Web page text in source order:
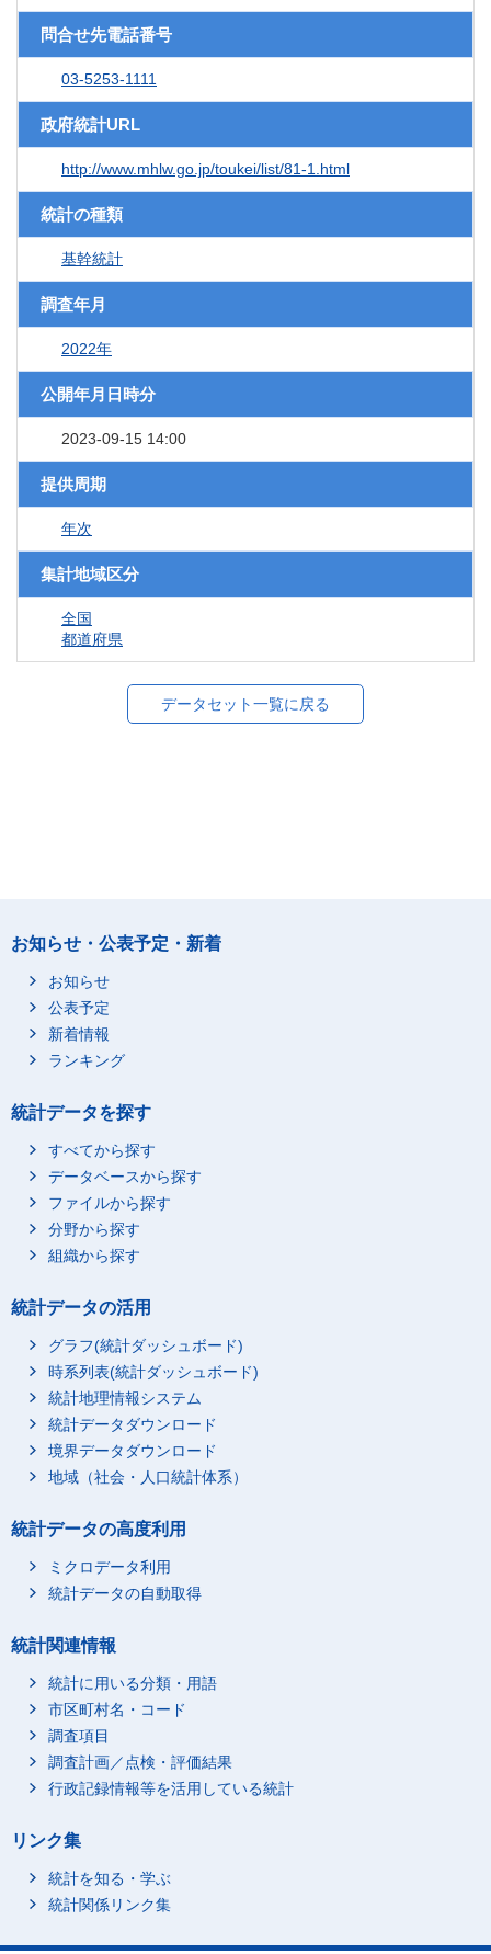
問合せ先電話番号
03-5253-1111
政府統計URL
http://www.mhlw.go.jp/toukei/list/81-1.html
統計の種類
基幹統計
調査年月
2022年
公開年月日時分
2023-09-15 14:00
提供周期
年次
集計地域区分
全国
都道府県
データセット一覧に戻る
お知らせ・公表予定・新着
お知らせ
公表予定
新着情報
ランキング
統計データを探す
すべてから探す
データベースから探す
ファイルから探す
分野から探す
組織から探す
統計データの活用
グラフ(統計ダッシュボード)
時系列表(統計ダッシュボード)
統計地理情報システム
統計データダウンロード
境界データダウンロード
地域（社会・人口統計体系）
統計データの高度利用
ミクロデータ利用
統計データの自動取得
統計関連情報
統計に用いる分類・用語
市区町村名・コード
調査項目
調査計画／点検・評価結果
行政記録情報等を活用している統計
リンク集
統計を知る・学ぶ
統計関係リンク集